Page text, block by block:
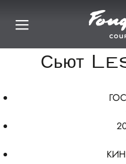
Сьют